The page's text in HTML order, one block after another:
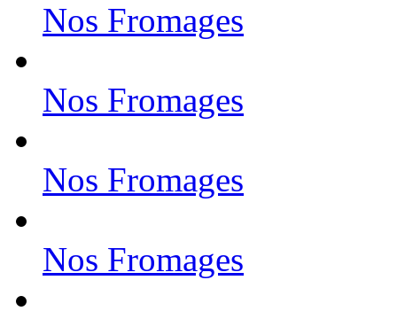
Nos Fromages
Nos Fromages
Nos Fromages
Nos Fromages